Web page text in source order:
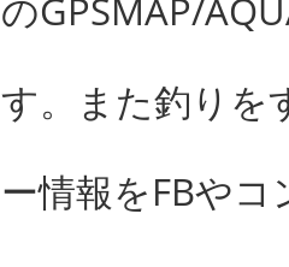
のGPSMAP/
す。また釣りを
ー情報をFBや